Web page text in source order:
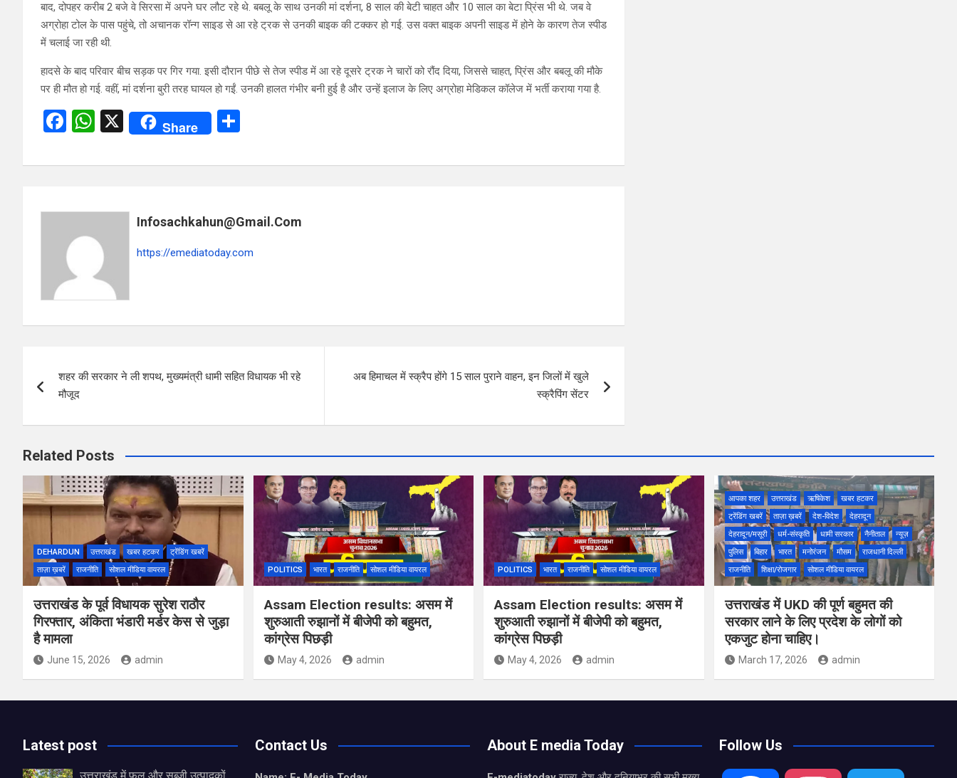
बाद, दोपहर करीब 2 बजे वे सिरसा में अपने घर लौट रहे थे. बबलू के साथ उनकी मां दर्शना, 8 साल की बेटी चाहत और 10 साल का बेटा प्रिंस भी थे. जब वे
अग्रोहा टोल के पास पहुंचे, तो अचानक रॉन्ग साइड से आ रहे ट्रक से उनकी बाइक की टक्कर हो गई. उस वक्त बाइक अपनी साइड में होने के कारण तेज स्पीड
में चलाई जा रही थी.
हादसे के बाद परिवार बीच सड़क पर गिर गया. इसी दौरान पीछे से तेज स्पीड में आ रहे दूसरे ट्रक ने चारों को रौंद दिया, जिससे चाहत, प्रिंस और बबलू की मौके
पर ही मौत हो गई. वहीं, मां दर्शना बुरी तरह घायल हो गईं. उनकी हालत गंभीर बनी हुई है और उन्हें इलाज के लिए अग्रोहा मेडिकल कॉलेज में भर्ती कराया गया है.
F
ce
o
o
k
W
at
A
p
p
X Share
ar
Infosachkahun@gmail.com
https://emediatoday.com
navigation
शहर की सरकार ने ली शपथ, मुख्यमंत्री धामी सहित विधायक भी रहे
मौजूद
अब हिमाचल में स्क्रैप होंगे 15 साल पुराने वाहन, इन जिलों में खुले
स्क्रैपिंग सेंटर
Related Posts
DEHARDUN उत्तराखंड खबर हटकर
ट्रेंडिंग खबरें
ताज़ा ख़बरें
राजनीति सोशल मीडिया वायरल
उत्तराखंड के पूर्व विधायक सुरेश राठौर
गिरफ्तार, अंकिता भंडारी मर्डर केस से जुड़ा
है मामला
June 15, 2026 admin
POLITICS भारत राजनीति सोशल मीडिया वायरल
Assam Election results: असम में
शुरुआती रुझानों में बीजेपी को बहुमत,
कांग्रेस पिछड़ी
May 4, 2026 admin
POLITICS भारत राजनीति सोशल मीडिया वायरल
Assam Election results: असम में
शुरुआती रुझानों में बीजेपी को बहुमत,
कांग्रेस पिछड़ी
May 4, 2026 admin
आपका शहर उत्तराखंड ऋषिकेश
खबर हटकर
ट्रेंडिंग खबरें
ताज़ा ख़बरें देश-विदेश
देहरादून
देहरादून/मसूरी
धर्म-संस्कृति धामी सरकार नैनीताल
न्यूज़
पुलिस
बिहार भारत मनोरंजन मौसम
राजधानी दिल्ली
राजनीति
शिक्षा/रोजगार सोशल मीडिया वायरल
उत्तराखंड में UKD की पूर्ण बहुमत की
सरकार लाने के लिए प्रदेश के लोगों को
एकजुट होना चाहिए।
March 17, 2026 admin
Latest post Contact Us About E media Today Follow Us